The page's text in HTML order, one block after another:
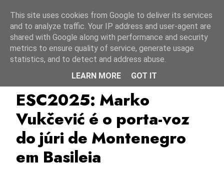
Marko Vukčević Montenegro
ESC2025: Marko
Vukčević é o porta-voz
do júri de Montenegro
em Basileia
This site uses cookies from Google to deliver its services
and to analyze traffic. Your IP address and user-agent are
shared with Google along with performance and security
metrics to ensure quality of service, generate usage
statistics, and to detect and address abuse.
LEARN MORE
GOT IT